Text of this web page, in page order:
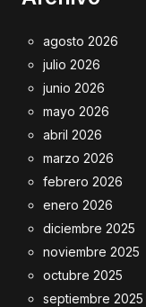
agosto 2026
julio 2026
junio 2026
mayo 2026
abril 2026
marzo 2026
febrero 2026
enero 2026
diciembre 2025
noviembre 2025
octubre 2025
septiembre 2025